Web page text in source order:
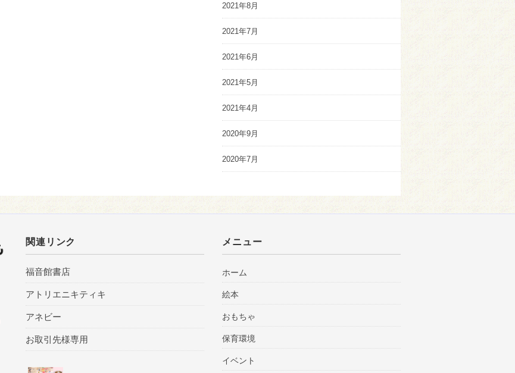
2021年8月
2021年7月
2021年6月
2021年5月
2021年4月
2020年9月
2020年7月
関連リンク
福音館書店
アトリエニキティキ
アネビー
お取引先様専用
メニュー
ホーム
絵本
おもちゃ
保育環境
イベント